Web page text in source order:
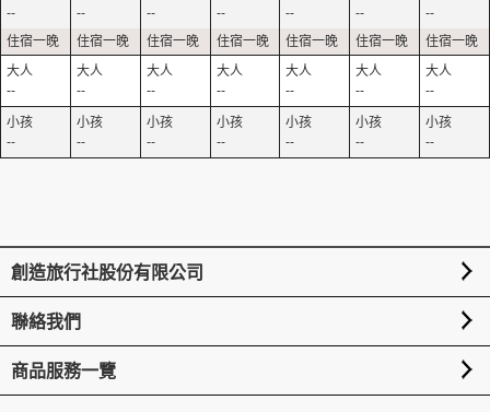
--
--
--
--
--
--
--
--
--
--
--
--
--
--
--
--
--
--
--
--
--
創造旅行社股份有限公司
聯絡我們
商品服務一覽